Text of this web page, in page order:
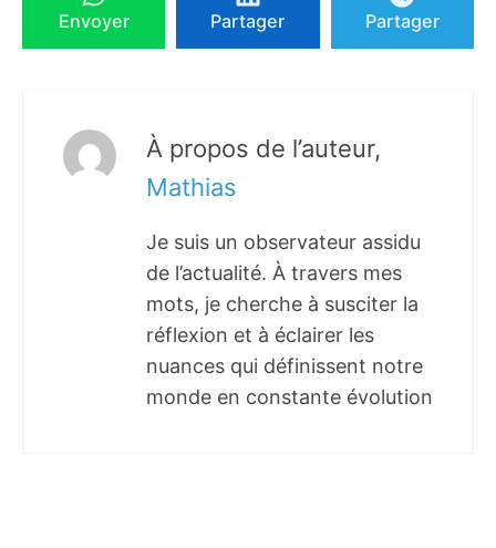
Envoyer Partager Partager
À propos de l’auteur,
Mathias
Je suis un observateur assidu
de l’actualité. À travers mes
mots, je cherche à susciter la
réflexion et à éclairer les
nuances qui définissent notre
monde en constante évolution